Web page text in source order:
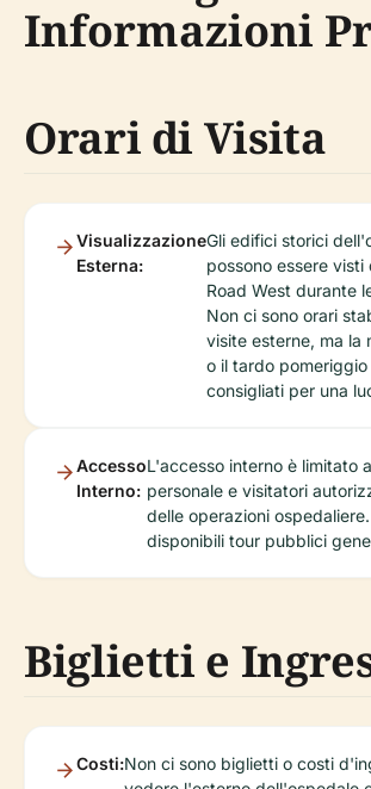
Informazioni
Orari di Visita
Visualizzazione
Esterna:
Gli edifici storici
possono essere visti
Road West durante
Non ci sono orari
visite esterne, ma la
o il tardo pomeriggio
consigliati per una
Accesso
Interno:
L'accesso interno è limitato
personale e visitatori
delle operazioni
disponibili tour pubblici
Biglietti e
Costi:Non ci sono biglietti o costi